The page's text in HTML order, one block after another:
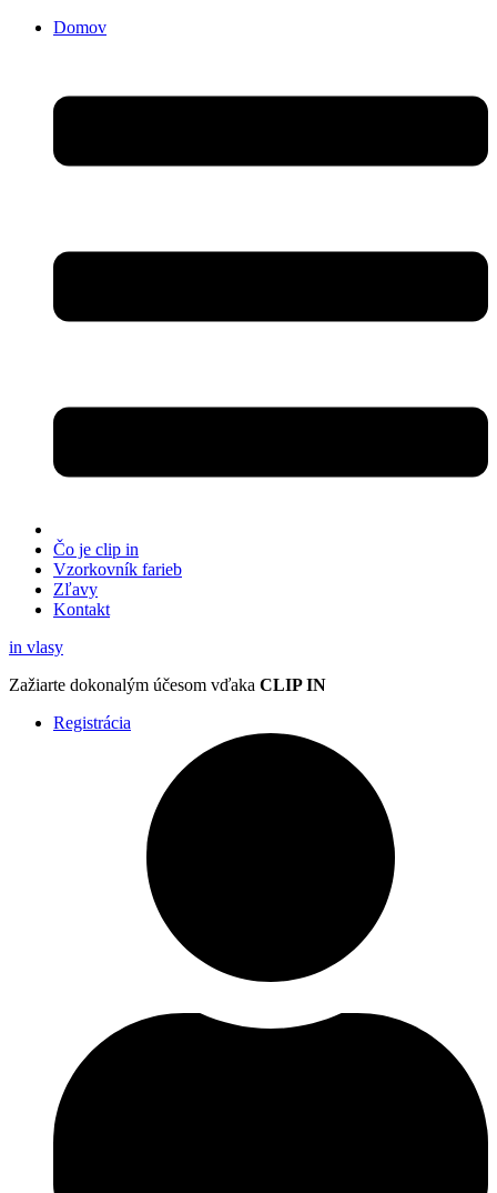
Domov
Čo je clip in
Vzorkovník farieb
Zľavy
Kontakt
in vlasy
Zažiarte dokonalým účesom vďaka CLIP IN
Registrácia